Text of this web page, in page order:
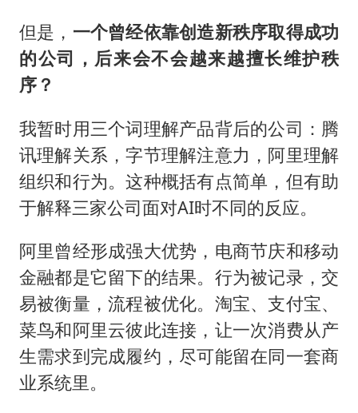
但是， 一个曾经依靠创造新秩序取得成功
的公司，后来会不会越来越擅长维护秩
序？
我暂时用三个词理解产品背后的公司：腾
讯理解关系，字节理解注意力，阿里理解
组织和行为。这种概括有点简单，但有助
于解释三家公司面对AI时不同的反应。
阿里曾经形成强大优势，电商节庆和移动
金融都是它留下的结果。行为被记录，交
易被衡量，流程被优化。淘宝、支付宝、
菜鸟和阿里云彼此连接，让一次消费从产
生需求到完成履约，尽可能留在同一套商
业系统里。